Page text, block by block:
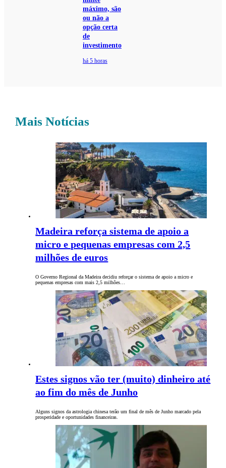
máximo, são
ou não a
opção certa
de
investimento
há 5 horas
Mais Notícias
Madeira reforça sistema de apoio a
micro e pequenas empresas com 2,5
milhões de euros
O Governo Regional da Madeira decidiu reforçar o sistema de apoio a micro e
pequenas empresas com mais 2,5 milhões…
Estes signos vão ter (muito) dinheiro até
ao fim do mês de Junho
Alguns signos da astrologia chinesa terão um final de mês de Junho marcado pela
prosperidade e oportunidades financeiras.